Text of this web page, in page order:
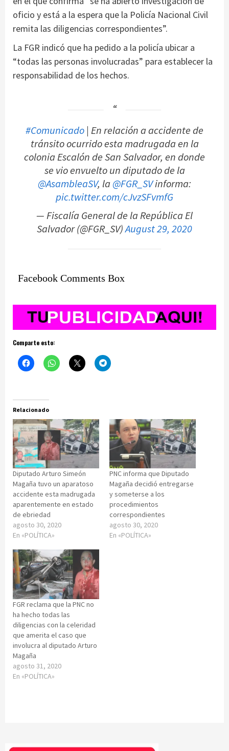
oficio y está a la espera que la Policía Nacional Civil
remita las diligencias correspondientes”.
La FGR indicó que ha pedido a la policía ubicar a
“todas las personas involucradas” para establecer la
responsabilidad de los hechos.
#Comunicado | En relación a accidente de
tránsito ocurrido esta madrugada en la
colonia Escalón de San Salvador, en donde
se vio envuelto un diputado de la
@AsambleaSV, la @FGR_SVinforma:
pic.twitter.com/cJvzSFvmfG
— Fiscalía General de la República El
Salvador (@FGR_SV)August 29, 2020
Facebook Comments Box
Comparte esto:
Relacionado
Diputado Arturo Simeón
Magaña tuvo un aparatoso
accidente esta madrugada
aparentemente en estado
de ebriedad
agosto 30, 2020
En «POLÍTICA»
PNC informa que Diputado
Magaña decidió entregarse
y someterse a los
procedimientos
correspondientes
agosto 30, 2020
En «POLÍTICA»
FGR reclama que la PNC no
ha hecho todas las
diligencias con la celeridad
que amerita el caso que
involucra al diputado Arturo
Magaña
agosto 31, 2020
En «POLÍTICA»